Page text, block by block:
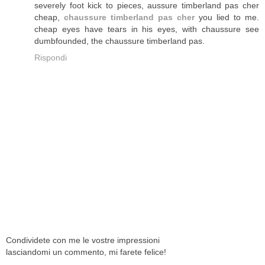
severely foot kick to pieces, aussure timberland pas cher
cheap, chaussure timberland pas cher you lied to me.
cheap eyes have tears in his eyes, with chaussure see
dumbfounded, the chaussure timberland pas.
Rispondi
Condividete con me le vostre impressioni
lasciandomi un commento, mi farete felice!